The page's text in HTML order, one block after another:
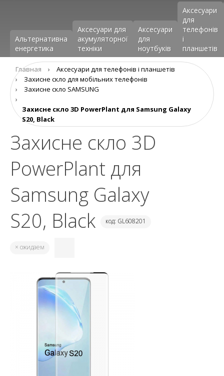
Альтернативна
енергетика
Аксесуари для
акумуляторної
техніки
Аксесуари
для
ноутбуків
Аксеcуари
для
телефонів
і
планшетів
Главная ›
Аксеcуари для телефонів і планшетів
›
Захисне скло для мобільних телефонів
›
Захисне скло SAMSUNG
›
Захисне скло 3D PowerPlant для Samsung Galaxy
S20, Black
Захисне скло 3D
PowerPlant для
Samsung Galaxy
S20, Black
код: GL608201
× ожидаем